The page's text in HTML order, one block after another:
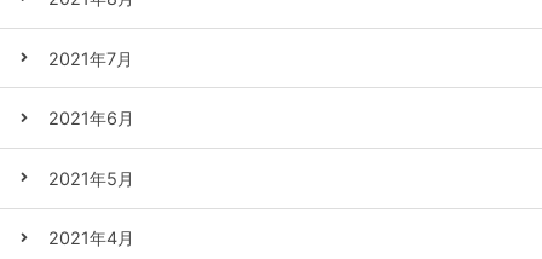
2021年7月
2021年6月
2021年5月
2021年4月